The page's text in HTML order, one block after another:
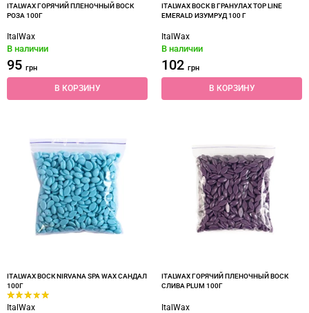
ITALWAX ГОРЯЧИЙ ПЛЕНОЧНЫЙ ВОСК
РОЗА 100Г
ItalWax
В наличии
95 грн
В КОРЗИНУ
ITALWAX ВОСК В ГРАНУЛАХ TOP LINE
EMERALD ИЗУМРУД 100 Г
ItalWax
В наличии
102 грн
В КОРЗИНУ
ITALWAX ВОСК NIRVANA SPA WAX САНДАЛ
100Г
ItalWax
ITALWAX ГОРЯЧИЙ ПЛЕНОЧНЫЙ ВОСК
СЛИВА PLUM 100Г
ItalWax